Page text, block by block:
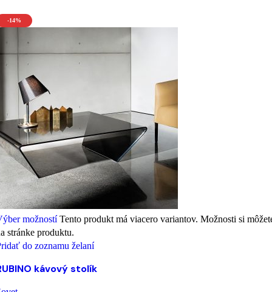
-14%
možností Tento produkt má viacero variantov. Možnosti si
stránke produktu.
do zoznamu želaní
kávový stolík